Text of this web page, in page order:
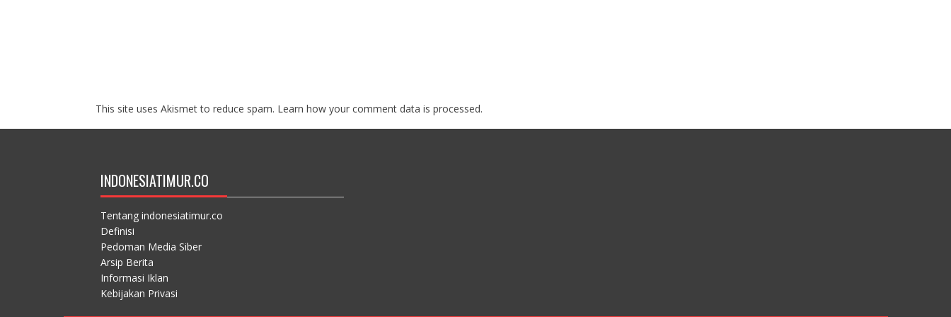
This site uses Akismet to reduce spam. Learn how your comment data is processed.
INDONESIATIMUR.CO
Tentang indonesiatimur.co
Definisi
Pedoman Media Siber
Arsip Berita
Informasi Iklan
Kebijakan Privasi